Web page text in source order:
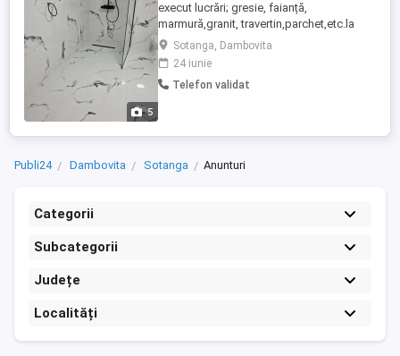
5
execut lucrări; gresie, faianță,
marmură,granit, travertin,parchet,etc.la
nivel profesional, experiență 15 ani
acumulată în Italia , Anglia și România.
Prețul este în funcție de lucrare și metraj.
Sotanga, Dambovita
24 iunie
Telefon validat
Publi24 Dambovita Sotanga Anunturi
Categorii
Subcategorii
Județe
Localități